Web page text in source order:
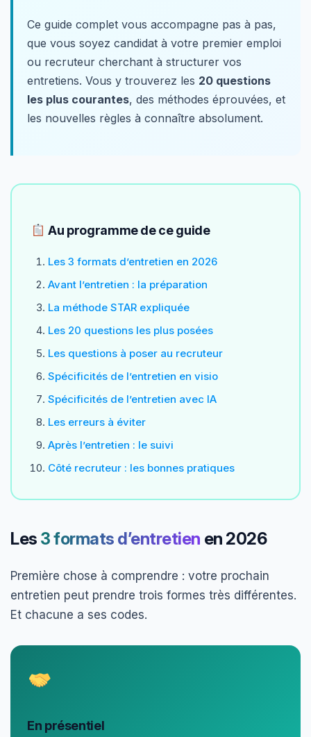
Ce guide complet vous accompagne pas à pas,
que vous soyez candidat à votre premier emploi
ou recruteur cherchant à structurer vos
entretiens. Vous y trouverez les 20 questions
les plus courantes, des méthodes éprouvées, et
les nouvelles règles à connaître absolument.
Au programme de ce guide
Les 3 formats d’entretien en 2026
Avant l’entretien : la préparation
La méthode STAR expliquée
Les 20 questions les plus posées
Les questions à poser au recruteur
Spécificités de l’entretien en visio
Spécificités de l’entretien avec IA
Les erreurs à éviter
Après l’entretien : le suivi
Côté recruteur : les bonnes pratiques
Les 3 formats d’entretien en 2026
Première chose à comprendre : votre prochain
entretien peut prendre trois formes très différentes.
Et chacune a ses codes.
En présentiel